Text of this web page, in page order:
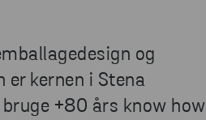
og
kernen i Stena
+80 års know how